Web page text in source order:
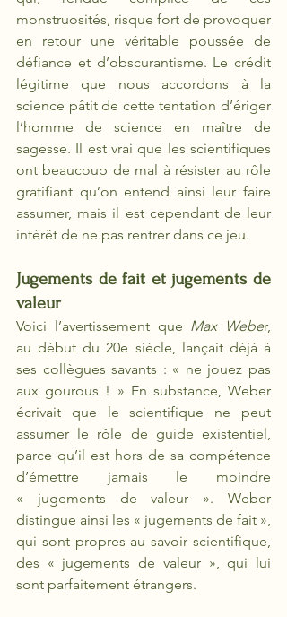
monstruosités, risque fort de provoquer
en retour une véritable poussée de
défiance et d’obscurantisme. Le crédit
légitime que nous accordons à la
science pâtit de cette tentation d’ériger
l’homme de science en maître de
sagesse. Il est vrai que les scientifiques
ont beaucoup de mal à résister au rôle
gratifiant qu’on entend ainsi leur faire
assumer, mais il est cependant de leur
intérêt de ne pas rentrer dans ce jeu.
Jugements de fait et jugements de
valeur
Voici l’avertissement que Max Weber,
au début du 20e siècle, lançait déjà à
ses collègues savants : « ne jouez pas
aux gourous ! » En substance, Weber
écrivait que le scientifique ne peut
assumer le rôle de guide existentiel,
parce qu’il est hors de sa compétence
d’émettre jamais le moindre
« jugements de valeur ». Weber
distingue ainsi les « jugements de fait »,
qui sont propres au savoir scientifique,
des « jugements de valeur », qui lui
sont parfaitement étrangers.